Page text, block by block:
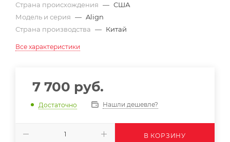
Страна происхождения — США
Модель и серия — Align
Страна производства — Китай
Все характеристики
7 700 руб.
Достаточно Нашли дешевле?
В КОРЗИНУ